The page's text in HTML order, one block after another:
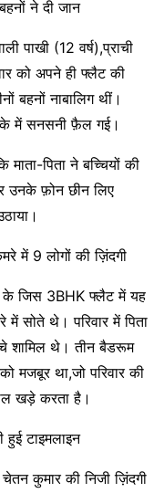
ने दी जान
पाखी (12 वर्ष),प्राची
को अपने ही फ्लैट की
बहनों नाबालिग थीं।
में सनसनी फ़ैल गई।
पिता ने बच्चियों की
उनके फ़ोन छीन लिए
में 9 लोगों की ज़िंदगी
के जिस 3BHK फ्लैट में यह
में सोते थे। परिवार में पिता
शामिल थे। तीन बैडरूम
मजबूर था,जो परिवार की
खड़े करता है।
टाइमलाइन
कुमार की निजी ज़िंदगी